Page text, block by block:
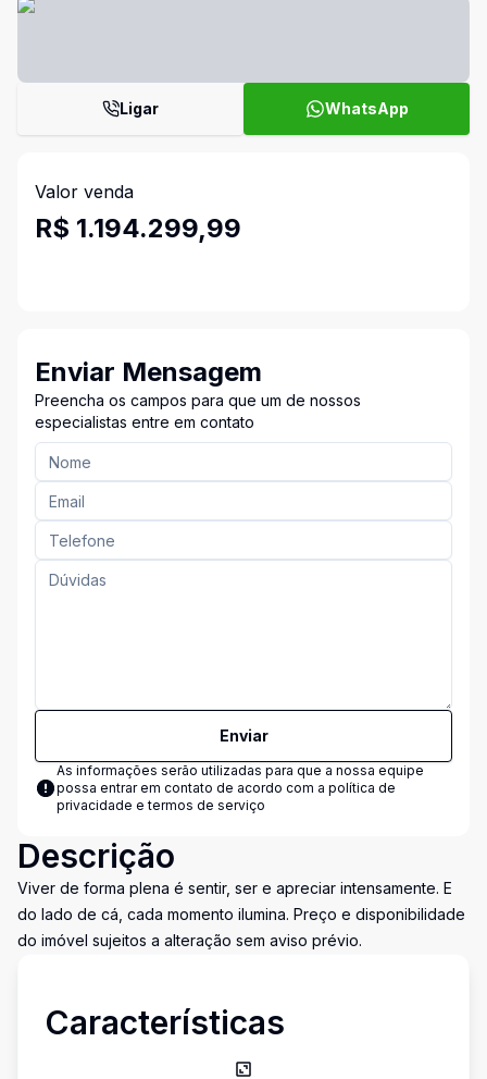
Ligar WhatsApp
Valor venda
R$ 1.194.299,99
Enviar Mensagem
Preencha os campos para que um de nossos
especialistas entre em contato
Enviar
As informações serão utilizadas para que a nossa equipe
possa entrar em contato de acordo com a política de
privacidade e termos de serviço
Descrição
Viver de forma plena é sentir, ser e apreciar intensamente. E
do lado de cá, cada momento ilumina. Preço e disponibilidade
do imóvel sujeitos a alteração sem aviso prévio.
Características